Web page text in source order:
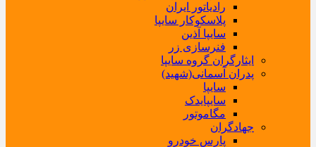
رادیاتور ایران
پلاسکوکار سایپا
سایپا آذین
فنرسازی زر
ایثارگران گروه سایپا
پدران آسمانی(شهید)
سایپا
سایپایدک
مگاموتور
جهادگران
پارس خودرو